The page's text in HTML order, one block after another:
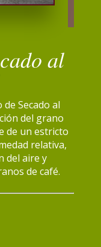
al
Secado al
del grano
de un estricto
relativa,
del aire y
de café.